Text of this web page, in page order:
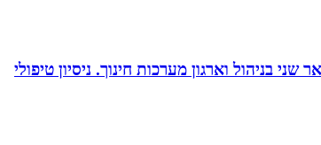
בניהול וארגון מערכות חינוך. ניסיון טיפולי